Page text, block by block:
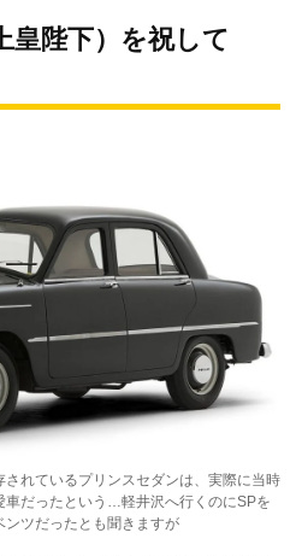
皇陛下）を祝して
れているプリンスセダンは、実際に当時
車だったという…軽井沢へ行くのにSPを
ツだったとも聞きますが